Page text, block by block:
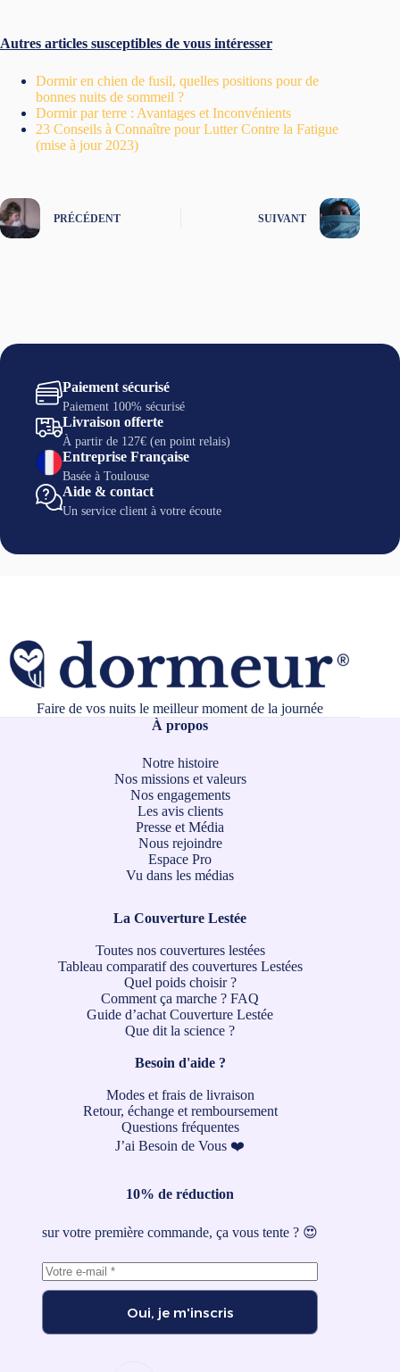
Autres articles susceptibles de vous intéresser
Dormir en chien de fusil, quelles positions pour de
bonnes nuits de sommeil ?
Dormir par terre : Avantages et Inconvénients
23 Conseils à Connaître pour Lutter Contre la Fatigue
(mise à jour 2023)
PRÉCÉDENT SUIVANT
Paiement sécurisé
Paiement 100% sécurisé
Livraison offerte
À partir de 127€ (en point relais)
Entreprise Française
Basée à Toulouse
Aide & contact
Un service client à votre écoute
Faire de vos nuits le meilleur moment de la journée
À propos
Notre histoire
Nos missions et valeurs
Nos engagements
Les avis clients
Presse et Média
Nous rejoindre
Espace Pro
Vu dans les médias
La Couverture Lestée
Toutes nos couvertures lestées
Tableau comparatif des couvertures Lestées
Quel poids choisir ?
Comment ça marche ? FAQ
Guide d’achat Couverture Lestée
Que dit la science ?
Besoin d'aide ?
Modes et frais de livraison
Retour, échange et remboursement
Questions fréquentes
J’ai Besoin de Vous ❤️
10% de réduction
sur votre première commande, ça vous tente ? 😍
Oui, je m'inscris